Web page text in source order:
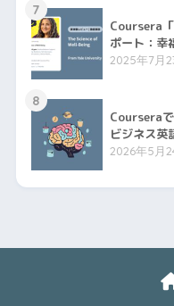
7
Coursera
ポート：幸
2025年7月
8
Coursera
ビジネス英
2026年5月